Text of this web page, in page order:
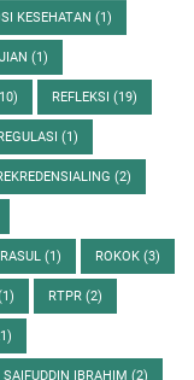
KESEHATAN (1)
(1)
REFLEKSI (19)
(1)
(2)
(1) ROKOK (3)
RTPR (2)
SAIFUDDIN IBRAHIM (2)